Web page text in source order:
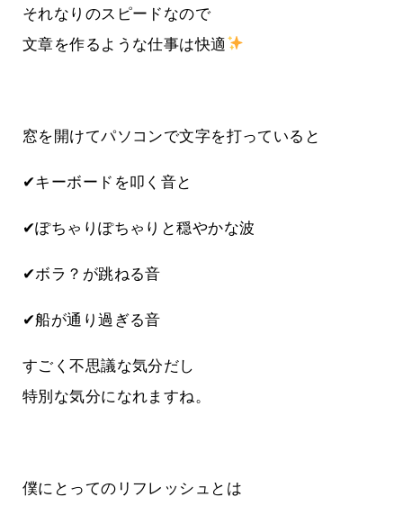
それなりのスピードなので
文章を作るような仕事は快適
窓を開けてパソコンで文字を打っていると
✔キーボードを叩く音と
✔ぽちゃりぽちゃりと穏やかな波
✔ボラ？が跳ねる音
✔船が通り過ぎる音
すごく不思議な気分だし
特別な気分になれますね。
僕にとってのリフレッシュとは